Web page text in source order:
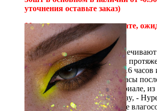
уточнения оставьте заказ)
90шт под заказ, по предоплате,
недель
Эти контактные линзы
увлажнённость глаз – 78% на
благодаря чему даже спустя 16
комфортно, как и в первые часы
дело в инновационном материале, из
изготовлены Biotrue® ONEday, -
только поддерживает высокое